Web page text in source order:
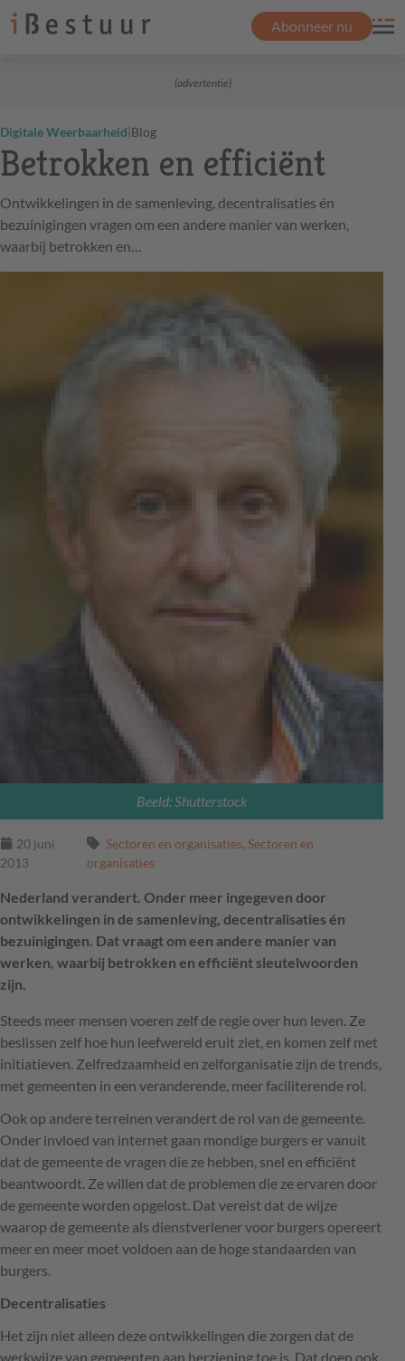
Abonneer nu
(advertentie)
Digitale Weerbaarheid|Blog
Betrokken en efficiënt
Ontwikkelingen in de samenleving, decentralisaties én
bezuinigingen vragen om een andere manier van werken,
waarbij betrokken en…
Beeld: Shutterstock
20 juni
2013
Sectoren en organisaties, Sectoren en
organisaties
Nederland verandert. Onder meer ingegeven door
ontwikkelingen in de samenleving, decentralisaties én
bezuinigingen. Dat vraagt om een andere manier van
werken, waarbij betrokken en efficiënt sleutelwoorden
zijn.
Steeds meer mensen voeren zelf de regie over hun leven. Ze
beslissen zelf hoe hun leefwereld eruit ziet, en komen zelf met
initiatieven. Zelfredzaamheid en zelforganisatie zijn de trends,
met gemeenten in een veranderende, meer faciliterende rol.
Ook op andere terreinen verandert de rol van de gemeente.
Onder invloed van internet gaan mondige burgers er vanuit
dat de gemeente de vragen die ze hebben, snel en efficiënt
beantwoordt. Ze willen dat de problemen die ze ervaren door
de gemeente worden opgelost. Dat vereist dat de wijze
waarop de gemeente als dienstverlener voor burgers opereert
meer en meer moet voldoen aan de hoge standaarden van
burgers.
Decentralisaties
Het zijn niet alleen deze ontwikkelingen die zorgen dat de
werkwijze van gemeenten aan herziening toe is. Dat doen ook